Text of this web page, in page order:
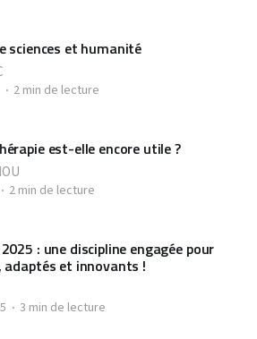
sciences et humanité
2 min de lecture
est-elle encore utile ?
2 min de lecture
: une discipline engagée pour
adaptés et innovants !
3 min de lecture